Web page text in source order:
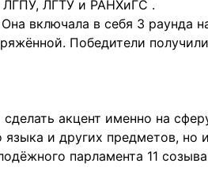
ЛГПУ, ЛГТУ и РАНХиГС .
включала в себя 3 раунда
Победители
акцент именно на
и других предметов, но
парламента 11 созыва